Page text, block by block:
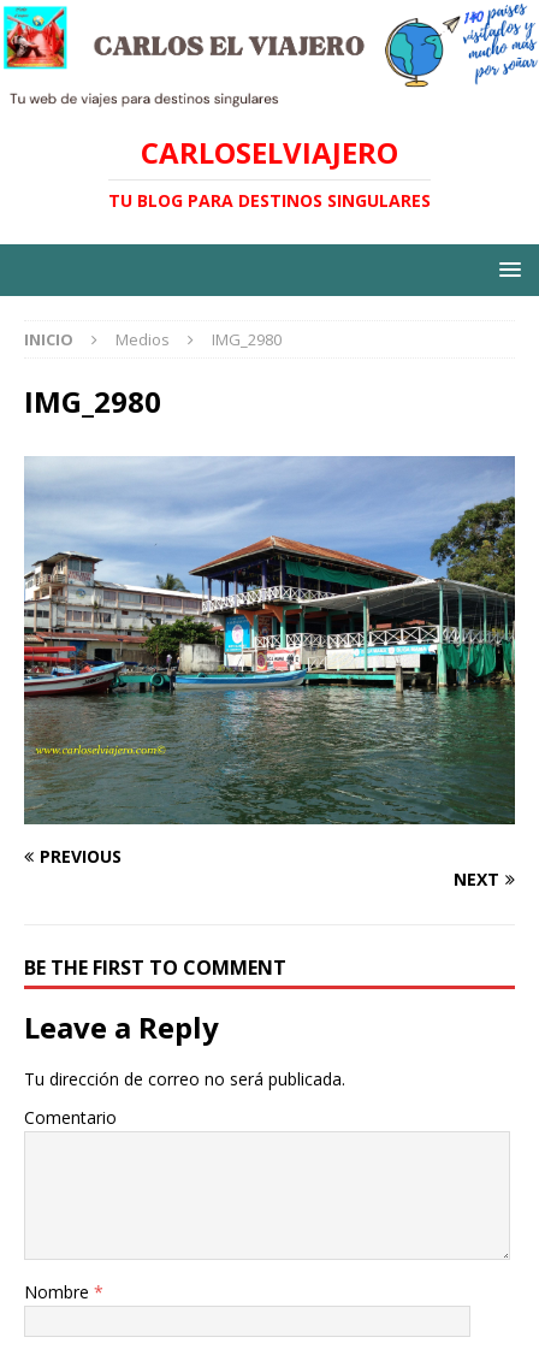
CARLOSELVIAJERO
TU BLOG PARA DESTINOS SINGULARES
INICIO Medios IMG_2980
IMG_2980
PREVIOUS
NEXT
BE THE FIRST TO COMMENT
Leave a Reply
Tu dirección de correo no será publicada.
Comentario
Nombre *